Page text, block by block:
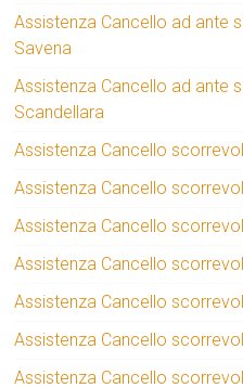
Assistenza Cancello ad ante
Savena
Assistenza Cancello ad ante
Scandellara
Assistenza Cancello
Assistenza Cancello
Assistenza Cancello
Assistenza Cancello
Assistenza Cancello
Assistenza Cancello
Assistenza Cancello